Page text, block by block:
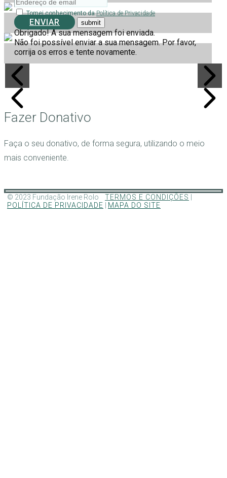
Tomei conhecimento daPolítica de Privacidade
ENVIAR
Obrigado! A sua mensagem foi enviada.
Não foi possível enviar a sua mensagem. Por favor,
corrija os erros e tente novamente.
Fazer Donativo
Faça o seu donativo, de forma segura, utilizando o meio
mais conveniente.
© 2023 Fundação Irene Rolo TERMOS E CONDIÇÕES
POLÍTICA DE PRIVACIDADE
MAPA DO SITE